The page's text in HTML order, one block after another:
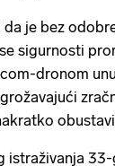
je bez
sigurnosti
dronom
istraživanja